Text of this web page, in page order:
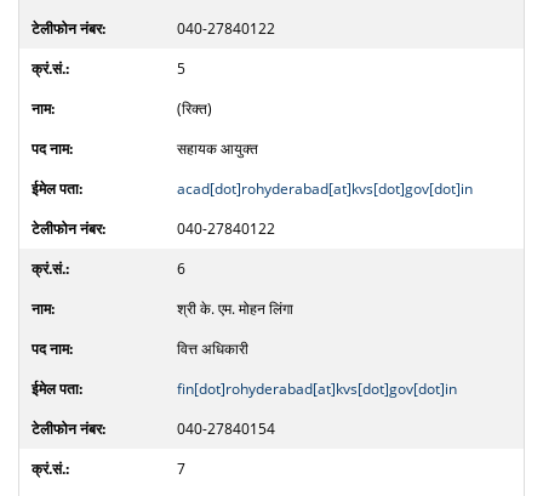
040-27840122
5
(रिक्त)
सहायक आयुक्त
acad[dot]rohyderabad[at]kvs[dot]gov[dot]in
040-27840122
6
श्री के. एम. मोहन लिंगा
वित्त अधिकारी
fin[dot]rohyderabad[at]kvs[dot]gov[dot]in
040-27840154
7